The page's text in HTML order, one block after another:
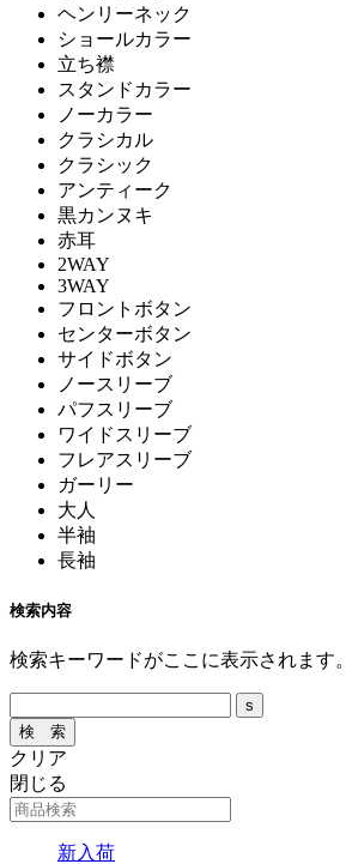
ヘンリーネック
ショールカラー
立ち襟
スタンドカラー
ノーカラー
クラシカル
クラシック
アンティーク
黒カンヌキ
赤耳
2WAY
3WAY
フロントボタン
センターボタン
サイドボタン
ノースリーブ
パフスリーブ
ワイドスリーブ
フレアスリーブ
ガーリー
大人
半袖
長袖
検索内容
検索キーワードがここに表示されます。
クリア
閉じる
新入荷